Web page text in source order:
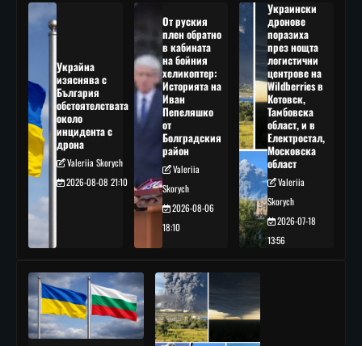
Украйна
изяснява с
България
обстоятелствата
около
инцидента с
дрона
Valeriia Skorych
2026-08-08 21:10
От руския
плен обратно
в кабината
на бойния
хеликоптер:
Историята на
Иван
Пепеляшко
от
Болградския
район
Valeriia
Skorych
2026-08-06
18:10
Украински
дронове
поразиха
през нощта
логистични
центрове на
Wildberries в
Котовск,
Тамбовска
област, и в
Електростал,
Московска
област
Valeriia
Skorych
2026-07-18
13:56